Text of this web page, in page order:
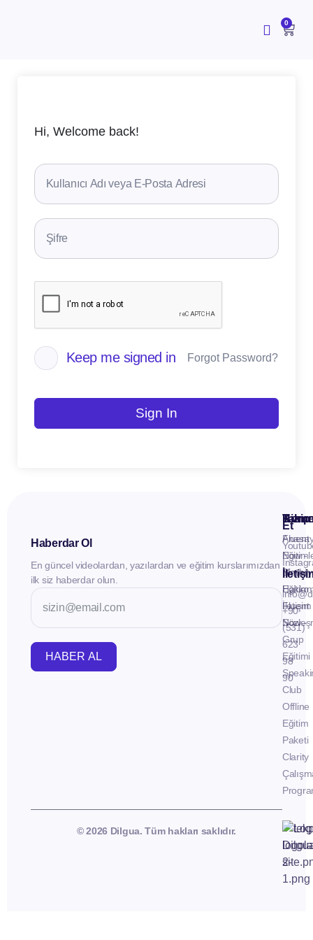
0
Hi, Welcome back!
Keep me signed in Forgot Password?
Sign In
Haberdar Ol
En güncel videolardan, yazılardan ve eğitim kurslarımızdan
ilk siz haberdar olun.
HABER AL
İletişim
Fluent
Now -
Birebir
Eğitim
Fluent
Now -
Grup
Eğitimi
Club
Offline
Eğitim
Paketi
Clarity
Takip
Et
+90
(531)
623
98
90
© 2026 Dilgua. Tüm hakları saklıdır.